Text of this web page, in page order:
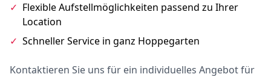
✓ Flexible Aufstellmöglichkeiten passend zu Ihrer
Location
✓ Schneller Service in ganz Hoppegarten
Kontaktieren Sie uns für ein individuelles Angebot für